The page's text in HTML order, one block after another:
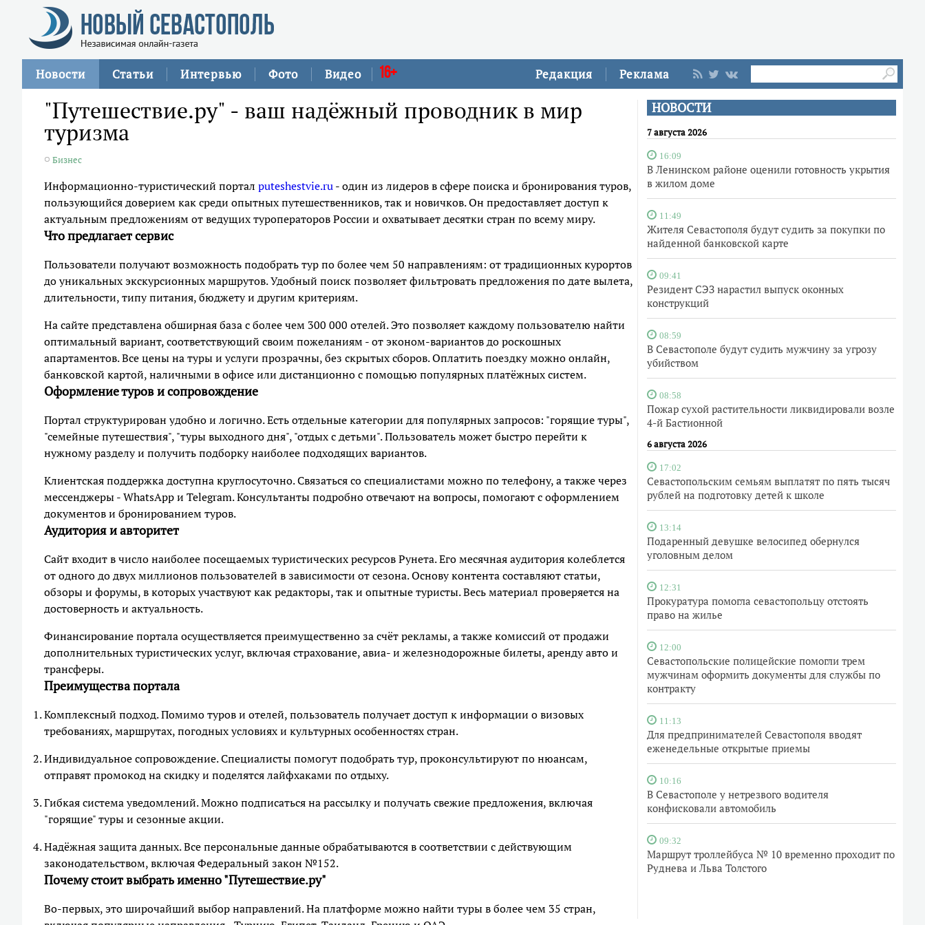
Редакция Реклама
Новости Статьи Интервью Фото Видео 16+
НОВОСТИ
7 августа 2026
16:09
В Ленинском районе оценили готовность укрытия
в жилом доме
11:49
Жителя Севастополя будут судить за покупки по
найденной банковской карте
09:41
Резидент СЭЗ нарастил выпуск оконных
конструкций
08:59
В Севастополе будут судить мужчину за угрозу
убийством
08:58
Пожар сухой растительности ликвидировали возле
4-й Бастионной
6 августа 2026
17:02
Севастопольским семьям выплатят по пять тысяч
рублей на подготовку детей к школе
13:14
Подаренный девушке велосипед обернулся
уголовным делом
12:31
Прокуратура помогла севастопольцу отстоять
право на жилье
12:00
Севастопольские полицейские помогли трем
мужчинам оформить документы для службы по
контракту
11:13
Для предпринимателей Севастополя вводят
еженедельные открытые приемы
10:16
В Севастополе у нетрезвого водителя
конфисковали автомобиль
09:32
Маршрут троллейбуса № 10 временно проходит по
Руднева и Льва Толстого
"Путешествие.ру" - ваш надёжный проводник в мир
туризма
Бизнес
Информационно‑туристический портал puteshestvie.ru- один из лидеров в сфере поиска и бронирования туров,
пользующийся доверием как среди опытных путешественников, так и новичков. Он предоставляет доступ к
актуальным предложениям от ведущих туроператоров России и охватывает десятки стран по всему миру.
Что предлагает сервис
Пользователи получают возможность подобрать тур по более чем 50 направлениям: от традиционных курортов
до уникальных экскурсионных маршрутов. Удобный поиск позволяет фильтровать предложения по дате вылета,
длительности, типу питания, бюджету и другим критериям.
На сайте представлена обширная база с более чем 300 000 отелей. Это позволяет каждому пользователю найти
оптимальный вариант, соответствующий своим пожеланиям - от эконом‑вариантов до роскошных
апартаментов. Все цены на туры и услуги прозрачны, без скрытых сборов. Оплатить поездку можно онлайн,
банковской картой, наличными в офисе или дистанционно с помощью популярных платёжных систем.
Оформление туров и сопровождение
Портал структурирован удобно и логично. Есть отдельные категории для популярных запросов: "горящие туры",
"семейные путешествия", "туры выходного дня", "отдых с детьми". Пользователь может быстро перейти к
нужному разделу и получить подборку наиболее подходящих вариантов.
Клиентская поддержка доступна круглосуточно. Связаться со специалистами можно по телефону, а также через
мессенджеры - WhatsApp и Telegram. Консультанты подробно отвечают на вопросы, помогают с оформлением
документов и бронированием туров.
Аудитория и авторитет
Сайт входит в число наиболее посещаемых туристических ресурсов Рунета. Его месячная аудитория колеблется
от одного до двух миллионов пользователей в зависимости от сезона. Основу контента составляют статьи,
обзоры и форумы, в которых участвуют как редакторы, так и опытные туристы. Весь материал проверяется на
достоверность и актуальность.
Финансирование портала осуществляется преимущественно за счёт рекламы, а также комиссий от продажи
дополнительных туристических услуг, включая страхование, авиа- и железнодорожные билеты, аренду авто и
трансферы.
Преимущества портала
Комплексный подход. Помимо туров и отелей, пользователь получает доступ к информации о визовых
требованиях, маршрутах, погодных условиях и культурных особенностях стран.
Индивидуальное сопровождение. Специалисты помогут подобрать тур, проконсультируют по нюансам,
отправят промокод на скидку и поделятся лайфхаками по отдыху.
Гибкая система уведомлений. Можно подписаться на рассылку и получать свежие предложения, включая
"горящие" туры и сезонные акции.
Надёжная защита данных. Все персональные данные обрабатываются в соответствии с действующим
законодательством, включая Федеральный закон №152.
Почему стоит выбрать именно "Путешествие.ру"
Во‑первых, это широчайший выбор направлений. На платформе можно найти туры в более чем 35 стран,